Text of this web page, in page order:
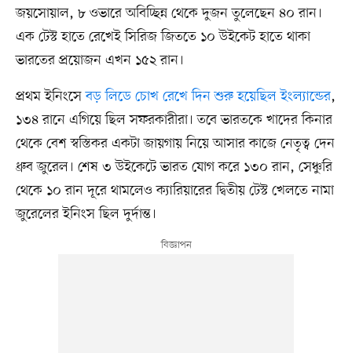
জয়সোয়াল, ৮ ওভারে অবিচ্ছিন্ন থেকে দুজন তুলেছেন ৪০ রান।
এক টেস্ট হাতে রেখেই সিরিজ জিততে ১০ উইকেট হাতে থাকা
ভারতের প্রয়োজন এখন ১৫২ রান।
প্রথম ইনিংসেবড় লিডে চোখ রেখে দিন শুরু হয়েছিল ইংল্যান্ডের,
১৩৪ রানে এগিয়ে ছিল সফরকারীরা। তবে ভারতকে খাদের কিনার
থেকে বেশ স্বস্তিকর একটা জায়গায় নিয়ে আসার কাজে নেতৃত্ব দেন
ধ্রুব জুরেল। শেষ ৩ উইকেটে ভারত যোগ করে ১৩০ রান, সেঞ্চুরি
থেকে ১০ রান দূরে থামলেও ক্যারিয়ারের দ্বিতীয় টেস্ট খেলতে নামা
জুরেলের ইনিংস ছিল দুর্দান্ত।